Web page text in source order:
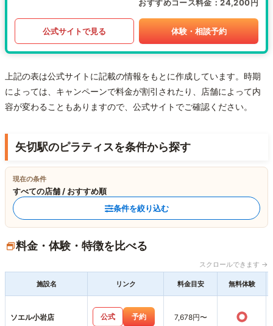
おすすめコース料金 24,200円
公式サイトで見る 体験・相談予約
上記の表は公式サイトに記載の情報をもとに作成しています。時期
によっては、キャンペーンで料金が割引されたり、店舗によって内
容が変わることもありますので、公式サイトでご確認ください。
矢切駅のピラティスを条件から探す
現在の条件
すべての店舗 / おすすめ順
条件を絞り込む
料金・体験・特徴を比べる
スクロールできます →
施設名 リンク 料金目安 無料体験
ソエル小岩店 公式 予約 7,678円〜 ○